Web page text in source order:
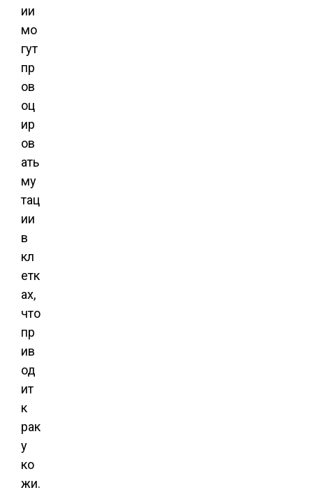
ии
мо
гут
пр
ов
оц
ир
ов
ать
му
тац
ии
в
кл
етк
ах,
что
пр
ив
од
ит
к
рак
у
ко
жи.